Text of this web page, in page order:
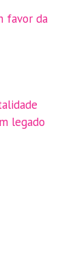
favor da
legado